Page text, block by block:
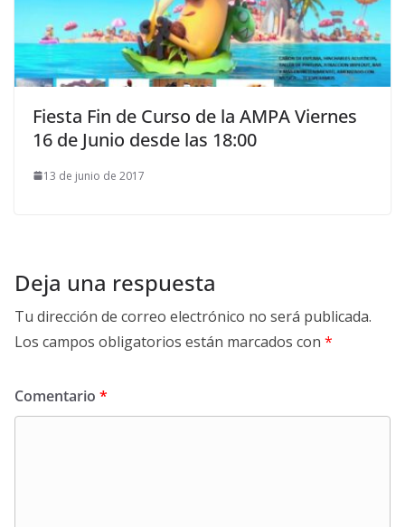
Fiesta Fin de Curso de la AMPA Viernes
16 de Junio desde las 18:00
13 de junio de 2017
Deja una respuesta
Tu dirección de correo electrónico no será publicada.
Los campos obligatorios están marcados con *
Comentario *